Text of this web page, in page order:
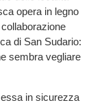
opera in legno
di San Sudario:
sembra vegliare
in sicurezza